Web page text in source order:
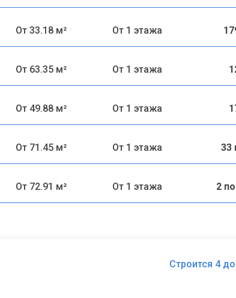
От 33.18 м² От 1 этажа
От 63.35 м² От 1 этажа
От 49.88 м² От 1 этажа
От 71.45 м² От 1 этажа 33
От 72.91 м² От 1 этажа 2
Строится 4